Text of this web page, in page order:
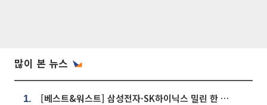
많이 본 뉴스
1. [베스트&워스트] 삼성전자·SK하이닉스 밀린 한 주…상상인증권은 85% 급등